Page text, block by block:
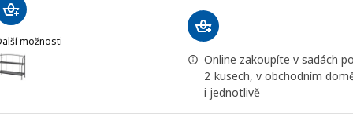
možnosti
LÄCKÖ, Policový díl, šedá venkovní/vnitřní, 92x76 cm
Online zakoupíte v sadách
2 kusech, v obchodním
i jednotlivě